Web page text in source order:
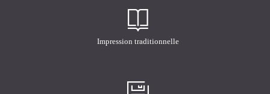
Impression traditionnelle